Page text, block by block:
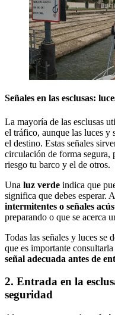
Señales en las esclusas:
La mayoría de las esclusas
el tráfico, aunque las luces y
el destino. Estas señales
circulación de forma segura,
riesgo tu barco y el de otros.
Una luz verde indica que
significa que debes esperar.
intermitentes o señales
preparando o que se acerca
Todas las señales y luces se
que es importante consultarla
señal adecuada antes de
2. Entrada en la
seguridad